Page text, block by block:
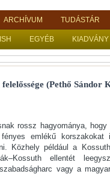
ARCHÍVUM TUDÁSTÁR
EGYÉB
(Pethő Sándor
rossz hagyománya,
emlékű korszakokat
Közhely például a
ellentét
vagy a